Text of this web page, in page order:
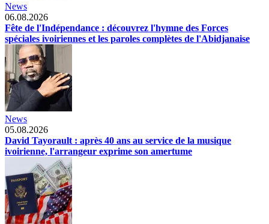
News
06.08.2026
Fête de l'Indépendance : découvrez l'hymne des Forces
spéciales ivoiriennes et les paroles complètes de l'Abidjanaise
News
05.08.2026
David Tayorault : après 40 ans au service de la musique
ivoirienne, l'arrangeur exprime son amertume